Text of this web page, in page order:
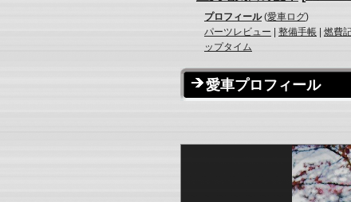
プロフィール(愛車ログ)
パーツレビュー
整備手帳 燃費
ップタイム
愛車プロフィール